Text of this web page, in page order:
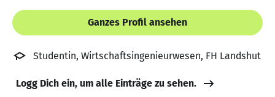
Ganzes Profil ansehen
Studentin, Wirtschaftsingenieurwesen, FH Landshut
Logg Dich ein, um alle Einträge zu sehen.